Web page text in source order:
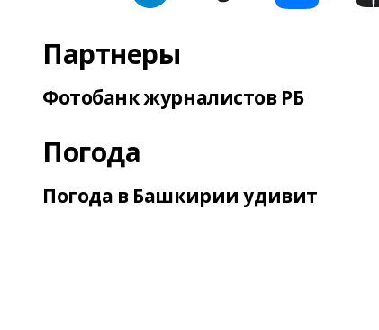
Партнеры
Фотобанк журналистов РБ
Погода
Погода в Башкирии удивит